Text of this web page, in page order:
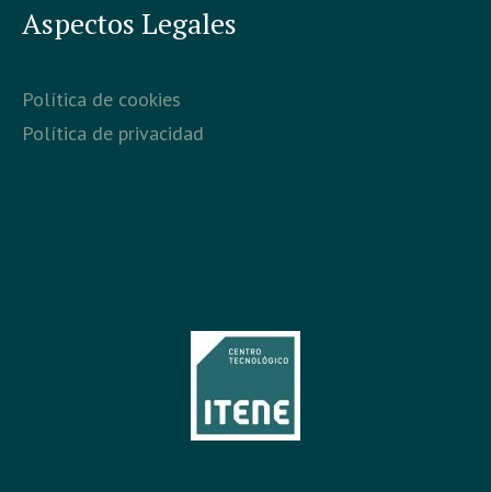
Aspectos Legales
Política de cookies
Política de privacidad